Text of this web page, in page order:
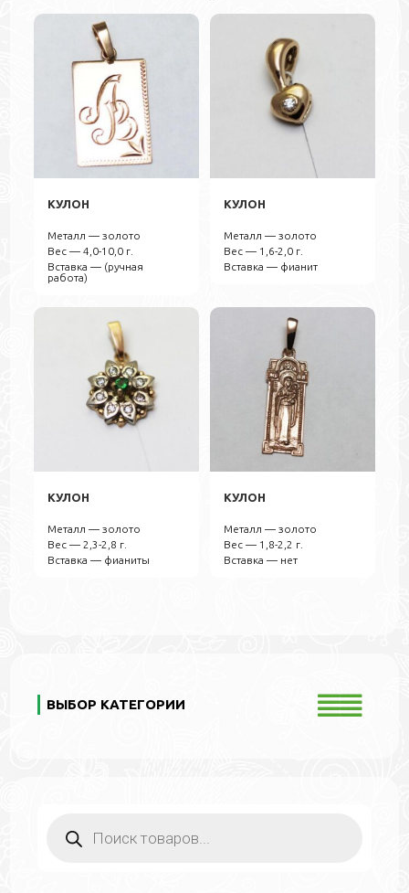
КУЛОН
Металл — золото
Вес — 4,0-10,0 г.
Вставка — (ручная
работа)
КУЛОН
Металл — золото
Вес — 1,6-2,0 г.
Вставка — фианит
КУЛОН
Металл — золото
Вес — 2,3-2,8 г.
Вставка — фианиты
КУЛОН
Металл — золото
Вес — 1,8-2,2 г.
Вставка — нет
ВЫБОР КАТЕГОРИИ